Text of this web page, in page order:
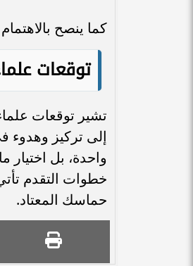
كما ينصح
توقعات
تشير توقعات
إلى تركيز وهدوء
واحدة، بل
خطوات التقدم
حماسك المعتاد.